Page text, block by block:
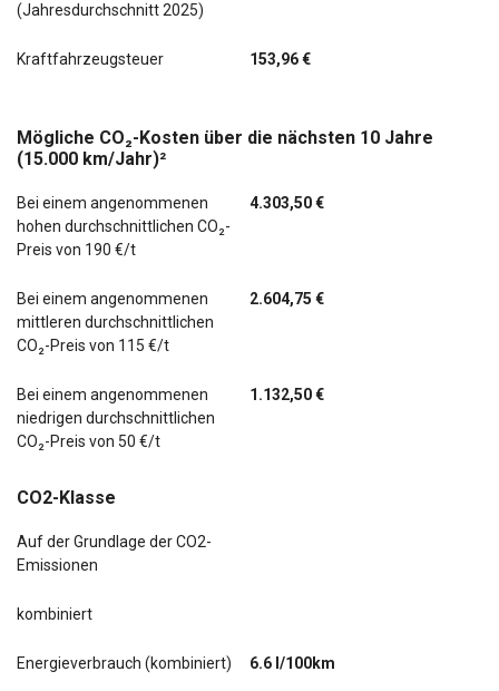
(Jahresdurchschnitt 2025)
Kraftfahrzeugsteuer 153,96 €
Mögliche CO₂-Kosten über die nächsten 10 Jahre
(15.000 km/Jahr)²
Bei einem angenommenen
hohen durchschnittlichen CO₂-
Preis von 190 €/t
4.303,50 €
Bei einem angenommenen
mittleren durchschnittlichen
CO₂-Preis von 115 €/t
2.604,75 €
Bei einem angenommenen
niedrigen durchschnittlichen
CO₂-Preis von 50 €/t
1.132,50 €
CO2-Klasse
Auf der Grundlage der CO2-
Emissionen
kombiniert
Energieverbrauch (kombiniert) 6.6 l/100km